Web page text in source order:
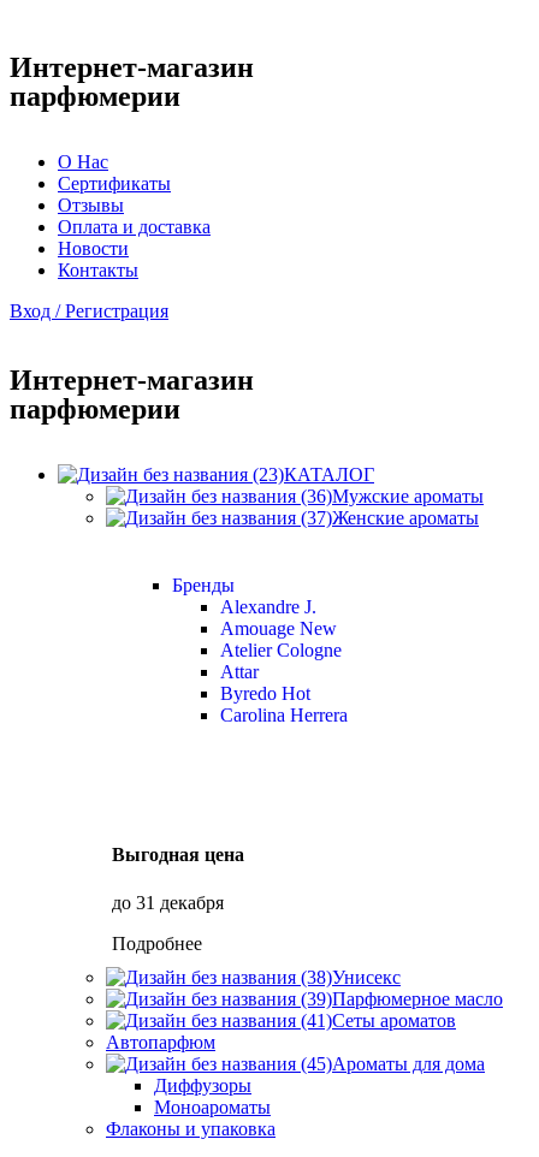
Интернет-магазин
парфюмерии
О Нас
Сертификаты
Отзывы
Оплата и доставка
Новости
Контакты
Вход / Регистрация
Интернет-магазин
парфюмерии
КАТАЛОГ
Мужские ароматы
Женские ароматы
Бренды
Alexandre J.
Amouage New
Atelier Cologne
Attar
Byredo Hot
Carolina Herrera
Выгодная цена
до 31 декабря
Подробнее
Унисекс
Парфюмерное масло
Сеты ароматов
Автопарфюм
Ароматы для дома
Диффузоры
Моноароматы
Флаконы и упаковка